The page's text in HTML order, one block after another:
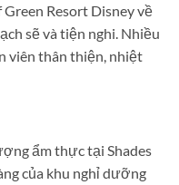
Green Resort Disney về
sẽ và tiện nghi. Nhiều
viên thân thiện, nhiệt
ẩm thực tại Shades
của khu nghỉ dưỡng